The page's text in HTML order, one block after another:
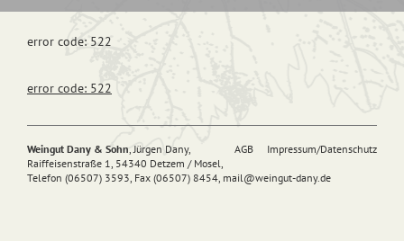
error code: 522
error code: 522
AGB Impressum/Datenschutz
Weingut Dany & Sohn, Jürgen Dany,
Raiffeisenstraße 1, 54340 Detzem / Mosel,
Telefon (06507) 3593, Fax (06507) 8454, mail@weingut-dany.de